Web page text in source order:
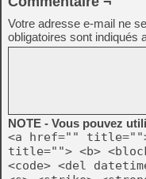
Votre adresse e-mail ne
obligatoires sont indiqués
NOTE - Vous pouvez
<a href=""
title=""> <b>
<code> <del